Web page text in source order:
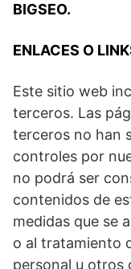
BIGSEO.
ENLACES O
Este sitio web
terceros. Las
terceros no han
controles por
no podrá ser
contenidos de
medidas que se
o al tratamiento
personal u otros